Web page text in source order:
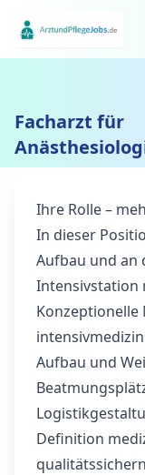
Facharzt für
Ihre Rolle –
In dieser
Aufbau und an
Intensivstation
Aufbau und
Definition